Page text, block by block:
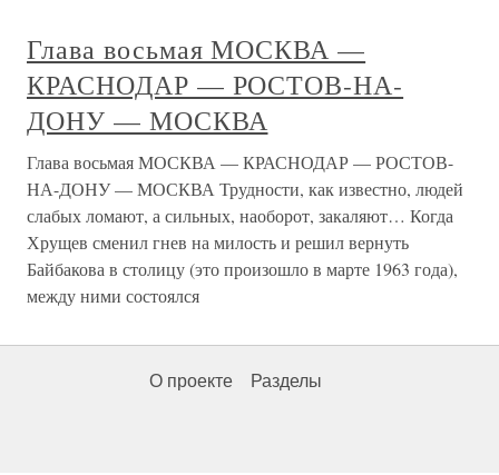
Глава восьмая МОСКВА —
КРАСНОДАР — РОСТОВ-НА-
ДОНУ — МОСКВА
Глава восьмая МОСКВА — КРАСНОДАР — РОСТОВ-
НА-ДОНУ — МОСКВА Трудности, как известно, людей
слабых ломают, а сильных, наоборот, закаляют… Когда
Хрущев сменил гнев на милость и решил вернуть
Байбакова в столицу (это произошло в марте 1963 года),
между ними состоялся
О проекте Разделы